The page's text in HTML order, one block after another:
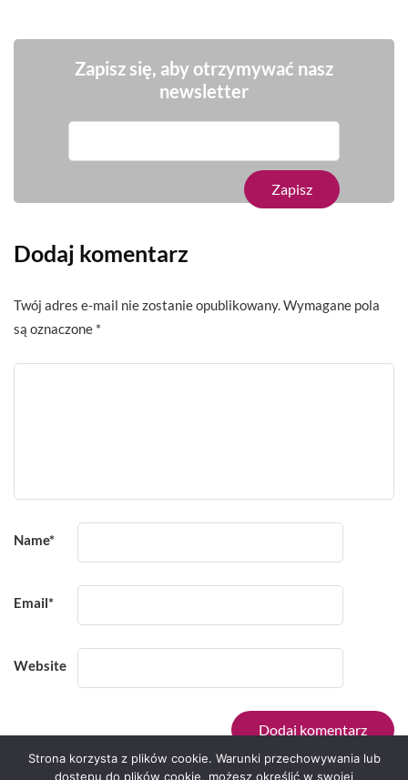
Zapisz się, aby otrzymywać nasz
newsletter
Dodaj komentarz
Twój adres e-mail nie zostanie opublikowany. Wymagane pola
są oznaczone *
Name*
Email*
Website
Strona korzysta z plików cookie. Warunki przechowywania lub
dostępu do plików cookie, możesz określić w swojej